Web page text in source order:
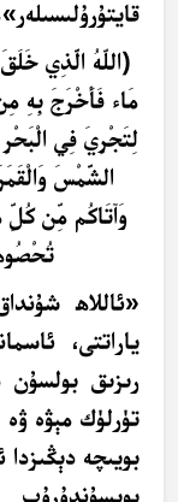
قايتۇرۇلىسىلەر»-
﴿اللّهُ الَّذِي
مَاء فَأَخْرَجَ بِهِ
لِتَجْرِيَ فِي
الشَّمْسَ
وَآتَاكُم مِّن كُلِّ
«ئاللاھ
ياراتتى،
رىزىق بولسۇن
تۈرلۈك مېۋە ۋە
بويىچە